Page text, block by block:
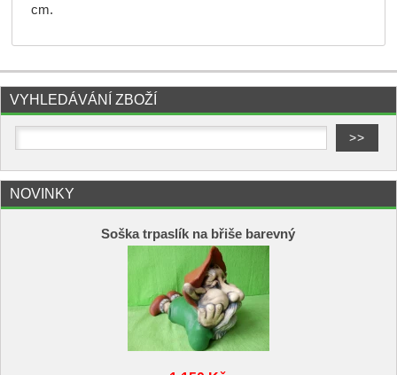
cm.
VYHLEDÁVÁNÍ ZBOŽÍ
NOVINKY
Soška trpaslík na břiše barevný